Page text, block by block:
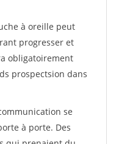
à oreille peut
progresser et
obligatoirement
prospectsion dans
se
à porte. Des